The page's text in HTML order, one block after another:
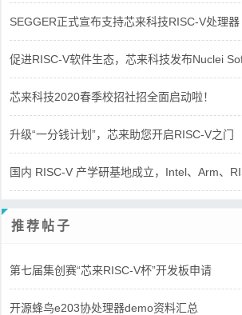
SEGGER正式宣布支持芯来科技RISC-V处理器
促进RISC-V软件生态，芯来科技发布Nuclei
芯来科技2020春季校招社招全面启动啦！
升级“一分钱计划”，芯来助您开启RISC-V之门
国内 RISC-V 产学研基地成立，Intel、Arm、
推荐帖子
第七届集创赛“芯来RISC-V杯”开发板申请
开源蜂鸟e203协处理器demo资料汇总